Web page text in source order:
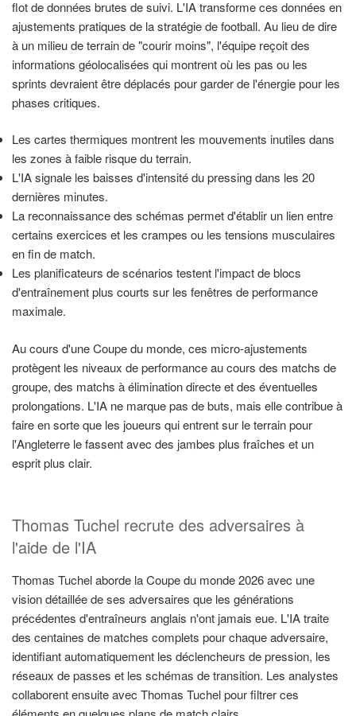
flot de données brutes de suivi. L'IA transforme ces données en
ajustements pratiques de la stratégie de football. Au lieu de dire
à un milieu de terrain de "courir moins", l'équipe reçoit des
informations géolocalisées qui montrent où les pas ou les
sprints devraient être déplacés pour garder de l'énergie pour les
phases critiques.
Les cartes thermiques montrent les mouvements inutiles dans
les zones à faible risque du terrain.
L'IA signale les baisses d'intensité du pressing dans les 20
dernières minutes.
La reconnaissance des schémas permet d'établir un lien entre
certains exercices et les crampes ou les tensions musculaires
en fin de match.
Les planificateurs de scénarios testent l'impact de blocs
d'entraînement plus courts sur les fenêtres de performance
maximale.
Au cours d'une Coupe du monde, ces micro-ajustements
protègent les niveaux de performance au cours des matchs de
groupe, des matchs à élimination directe et des éventuelles
prolongations. L'IA ne marque pas de buts, mais elle contribue à
faire en sorte que les joueurs qui entrent sur le terrain pour
l'Angleterre le fassent avec des jambes plus fraîches et un
esprit plus clair.
Thomas Tuchel recrute des adversaires à
l'aide de l'IA
Thomas Tuchel aborde la Coupe du monde 2026 avec une
vision détaillée de ses adversaires que les générations
précédentes d'entraîneurs anglais n'ont jamais eue. L'IA traite
des centaines de matches complets pour chaque adversaire,
identifiant automatiquement les déclencheurs de pression, les
réseaux de passes et les schémas de transition. Les analystes
collaborent ensuite avec Thomas Tuchel pour filtrer ces